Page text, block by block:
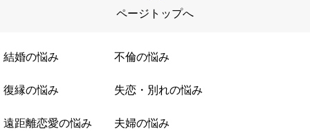
ページトップへ
結婚の悩み 不倫の悩み
復縁の悩み 失恋・別れの悩み
遠距離恋愛の悩み 夫婦の悩み